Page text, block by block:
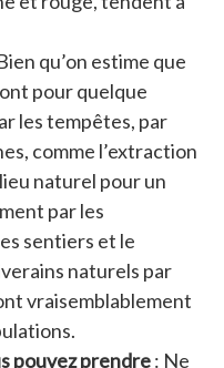
qu’on estime que
pour quelque
les tempêtes, par
comme l’extraction
naturel pour un
par les
sentiers et le
naturels par
vraisemblablement
pouvez prendre: Ne